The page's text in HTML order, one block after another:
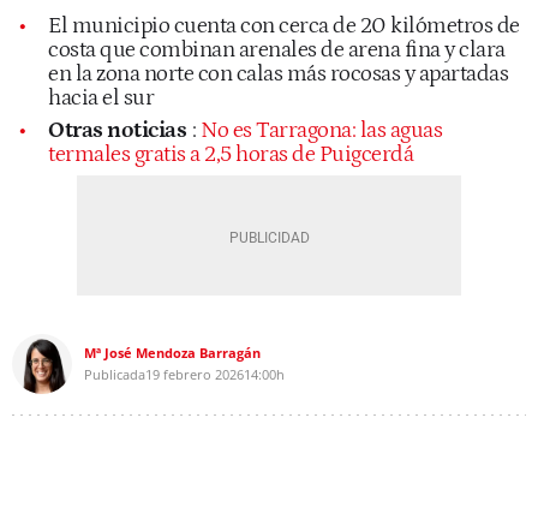
El municipio cuenta con cerca de 20 kilómetros de
costa que combinan arenales de arena fina y clara
en la zona norte con calas más rocosas y apartadas
hacia el sur
Otras noticias : No es Tarragona: las aguas
termales gratis a 2,5 horas de Puigcerdá
Mª José Mendoza Barragán
Publicada19 febrero 202614:00h